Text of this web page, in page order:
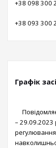
+38 098 300
+38 093 300
Графік
– 29.09.2023